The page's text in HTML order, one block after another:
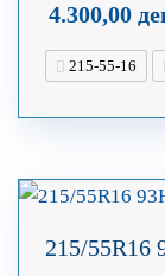
4.300,00
215-55-16
215/55R16